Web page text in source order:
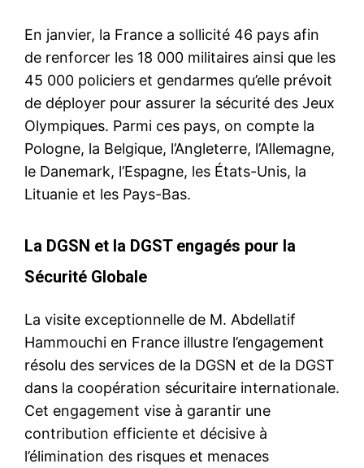
le1.ma
l'intelligence de
l'information
S'ABONNER MAINTENANT
Insight Publications
À propos
Nous contacter
Formules d’abonnement
En janvier, la France a sollicité 46 pays afin
de renforcer les 18 000 militaires ainsi que les
45 000 policiers et gendarmes qu’elle prévoit
de déployer pour assurer la sécurité des Jeux
Olympiques. Parmi ces pays, on compte la
Pologne, la Belgique, l’Angleterre, l’Allemagne,
le Danemark, l’Espagne, les États-Unis, la
Lituanie et les Pays-Bas.
La DGSN et la DGST engagés pour la
Sécurité Globale
La visite exceptionnelle de M. Abdellatif
Hammouchi en France illustre l’engagement
résolu des services de la DGSN et de la DGST
dans la coopération sécuritaire internationale.
Cet engagement vise à garantir une
contribution efficiente et décisive à
l’élimination des risques et menaces